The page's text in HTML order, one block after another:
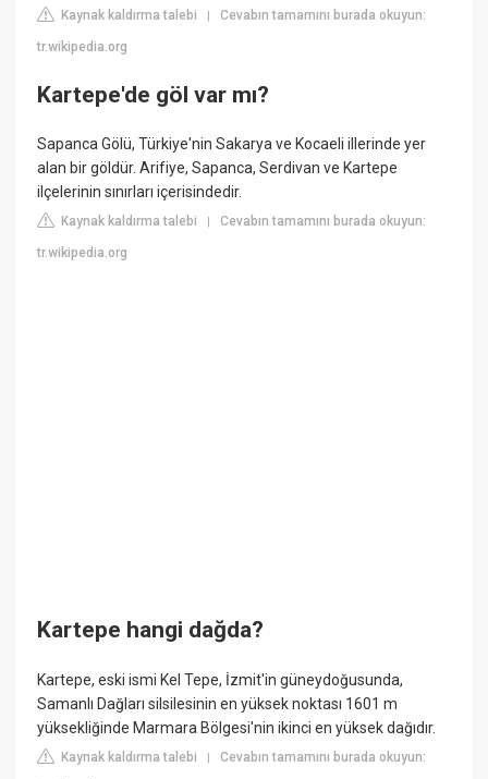
Kaynak kaldırma talebi |Cevabın tamamını burada okuyun:
tr.wikipedia.org
Kartepe'de göl var mı?
Sapanca Gölü, Türkiye'nin Sakarya ve Kocaeli illerinde yer
alan bir göldür. Arifiye, Sapanca, Serdivan ve Kartepe
ilçelerinin sınırları içerisindedir.
Kaynak kaldırma talebi |Cevabın tamamını burada okuyun:
tr.wikipedia.org
Kartepe hangi dağda?
Kartepe, eski ismi Kel Tepe, İzmit'in güneydoğusunda,
Samanlı Dağları silsilesinin en yüksek noktası 1601 m
yüksekliğinde Marmara Bölgesi'nin ikinci en yüksek dağıdır.
Kaynak kaldırma talebi |Cevabın tamamını burada okuyun: